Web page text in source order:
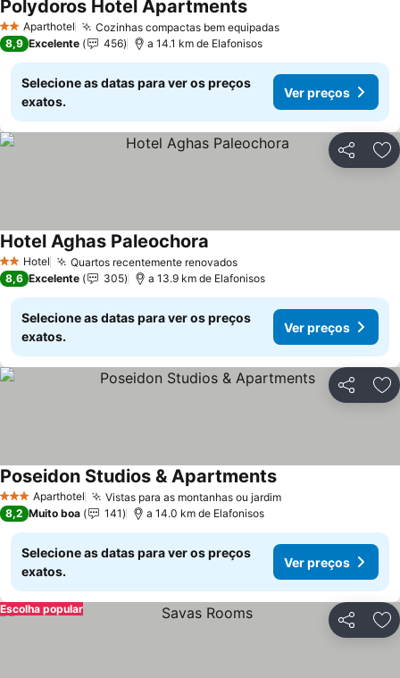
2 EstrelasAparthotel Cozinhas compactas bem equipadasVer preços
Polydoros Hotel ApartmentsVer preços
8,9 Excelente 456 a 14.1 km de Elafonisos
Selecione as datas para ver os preços
exatos.
Ver preços
Partilhar
2 Estrelas
Hotel Quartos recentemente renovadosVer preços
Hotel Aghas Paleochora
8,6 Excelente 305 a 13.9 km de Elafonisos
Selecione as datas para ver os preços
exatos.
Ver preços
Partilhar
3 EstrelasAparthotel Vistas para as montanhas ou jardimVer preços
Poseidon Studios & ApartmentsVer preços
8,2 Muito boa 141 a 14.0 km de Elafonisos
Selecione as datas para ver os preços
exatos.
Ver preços
Partilhar
Escolha popular